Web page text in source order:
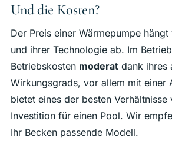
Und die Kosten?
Der Preis einer Wärmepumpe
und ihrer Technologie ab. Im
Betriebskosten moderatdank ihres
Wirkungsgrads, vor allem mit einer
bietet eines der besten
Investition für einen Pool. Wir
Ihr Becken passende Modell.